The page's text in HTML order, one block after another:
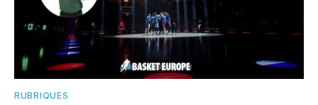
RUBRIQUES